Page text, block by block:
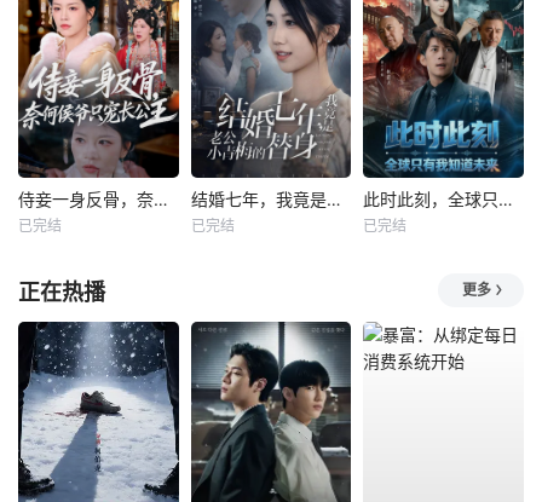
侍妾一身反骨，奈何侯爷只宠长公主
已完结
结婚七年，我竟是老公小青梅的替身
已完结
此时此刻，全球只有我知道未来
已完结
正在热播 更多